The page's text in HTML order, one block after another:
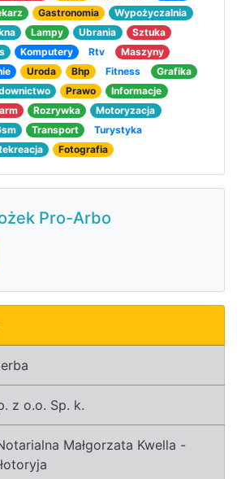
Gastronomia
Wypożyczalnia
Lampy Ubrania
Sztuka
Komputery Rtv
Maszyny
Uroda Bhp Fitness
Grafika
Prawo
Informacje
Rozrywka
Motoryzacja
Transport
Turystyka
Fotografia
Pro-Arbo
z o.o. Sp. k.
Małgorzata Kwella -